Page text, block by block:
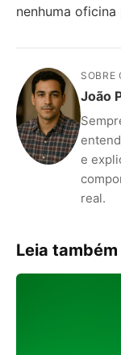
nenhuma
SOBRE
João
e
real.
Leia também